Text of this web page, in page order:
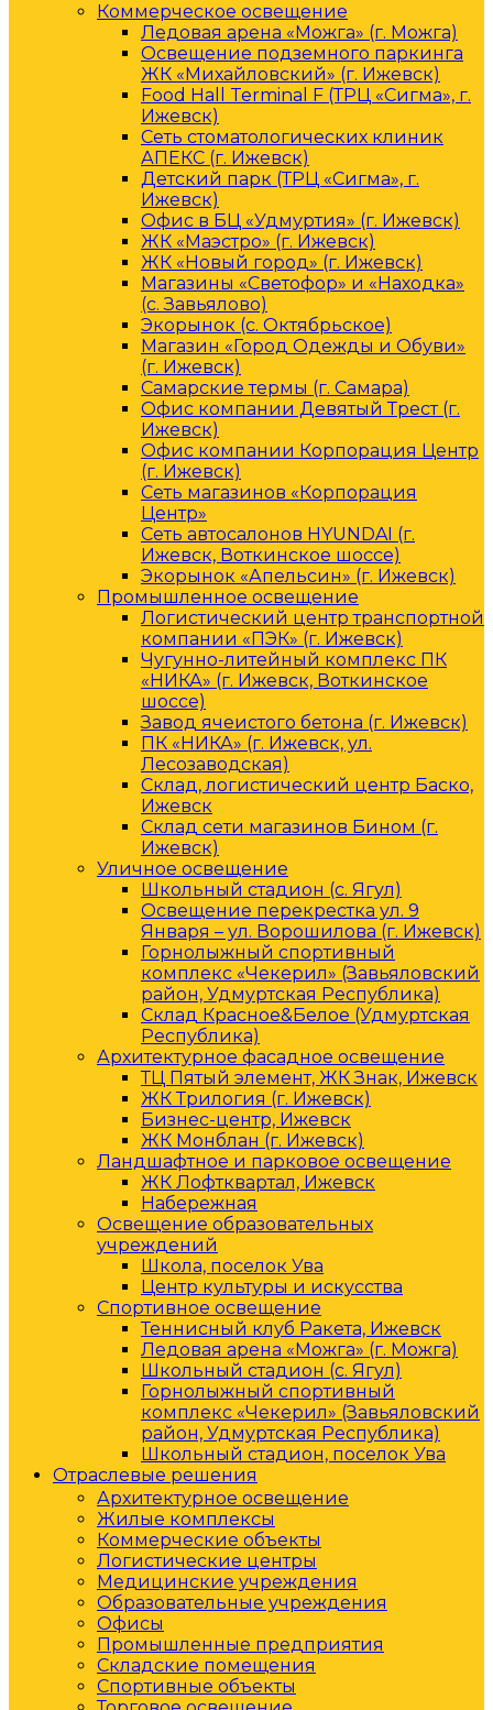
Коммерческое освещение
Ледовая арена «Можга» (г. Можга)
Освещение подземного паркинга
ЖК «Михайловский» (г. Ижевск)
Food Hall Terminal F (ТРЦ «Сигма», г.
Ижевск)
Сеть стоматологических клиник
АПЕКС (г. Ижевск)
Детский парк (ТРЦ «Сигма», г.
Ижевск)
Офис в БЦ «Удмуртия» (г. Ижевск)
ЖК «Маэстро» (г. Ижевск)
ЖК «Новый город» (г. Ижевск)
Магазины «Светофор» и «Находка»
(с. Завьялово)
Экорынок (с. Октябрьское)
Магазин «Город Одежды и Обуви»
(г. Ижевск)
Самарские термы (г. Самара)
Офис компании Девятый Трест (г.
Ижевск)
Офис компании Корпорация Центр
(г. Ижевск)
Сеть магазинов «Корпорация
Центр»
Сеть автосалонов HYUNDAI (г.
Ижевск, Воткинское шоссе)
Экорынок «Апельсин» (г. Ижевск)
Промышленное освещение
Логистический центр транспортной
компании «ПЭК» (г. Ижевск)
Чугунно-литейный комплекс ПК
«НИКА» (г. Ижевск, Воткинское
шоссе)
Завод ячеистого бетона (г. Ижевск)
ПК «НИКА» (г. Ижевск, ул.
Лесозаводская)
Склад, логистический центр Баско,
Ижевск
Склад сети магазинов Бином (г.
Ижевск)
Уличное освещение
Школьный стадион (с. Ягул)
Освещение перекрестка ул. 9
Января – ул. Ворошилова (г. Ижевск)
Горнолыжный спортивный
комплекс «Чекерил» (Завьяловский
район, Удмуртская Республика)
Склад Красное&Белое (Удмуртская
Республика)
Архитектурное фасадное освещение
ТЦ Пятый элемент, ЖК Знак, Ижевск
ЖК Трилогия (г. Ижевск)
Бизнес-центр, Ижевск
ЖК Монблан (г. Ижевск)
Ландшафтное и парковое освещение
ЖК Лофтквартал, Ижевск
Набережная
Освещение образовательных
учреждений
Школа, поселок Ува
Центр культуры и искусства
Спортивное освещение
Теннисный клуб Ракета, Ижевск
Ледовая арена «Можга» (г. Можга)
Школьный стадион (с. Ягул)
Горнолыжный спортивный
комплекс «Чекерил» (Завьяловский
район, Удмуртская Республика)
Школьный стадион, поселок Ува
Отраслевые решения
Архитектурное освещение
Жилые комплексы
Коммерческие объекты
Логистические центры
Медицинские учреждения
Образовательные учреждения
Офисы
Промышленные предприятия
Складские помещения
Спортивные объекты